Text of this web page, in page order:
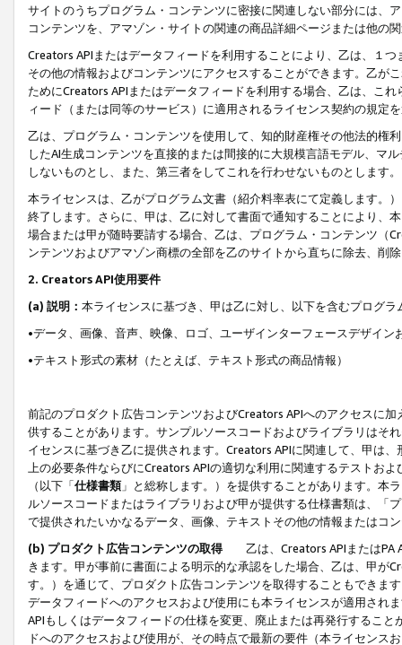
サイトのうちプログラム・コンテンツに密接に関連しない部分には、
コンテンツを、アマゾン・サイトの関連の商品詳細ページまたは他の
Creators APIまたはデータフィードを利用することにより、乙は、１
その他の情報およびコンテンツにアクセスすることができます。乙が
ためにCreators APIまたはデータフィードを利用する場合、乙は、こ
ィード（または同等のサービス）に適用されるライセンス契約の規定
乙は、プログラム・コンテンツを使用して、知的財産権その他法的権
したAI生成コンテンツを直接的または間接的に大規模言語モデル、マ
しないものとし、また、第三者をしてこれを行わせないものとします。
本ライセンスは、乙がプログラム文書（紹介料率表にて定義します。
終了します。さらに、甲は、乙に対して書面で通知することにより、
場合または甲が随時要請する場合、乙は、プログラム・コンテンツ（
ンテンツおよびアマゾン商標の全部を乙のサイトから直ちに除去、削
2. Creators API使用要件
(a) 説明： 本ライセンスに基づき、甲は乙に対し、以下を含むプログ
•データ、画像、音声、映像、ロゴ、ユーザインターフェースデザイ
•テキスト形式の素材（たとえば、テキスト形式の商品情報）
前記のプロダクト広告コンテンツおよびCreators APIへのアクセスに
供することがあります。サンプルソースコードおよびライブラリはそ
イセンスに基づき乙に提供されます。Creators APIに関連して、甲は
上の必要条件ならびにCreators APIの適切な利用に関連するテストお
（以下「仕様書類」と総称します。）を提供することがあります。本
ルソースコードまたはライブラリおよび甲が提供する仕様書類は、「
で提供されたいかなるデータ、画像、テキストその他の情報またはコ
(b) プロダクト広告コンテンツの取得
乙は、Creators APIまたはPA
きます。甲が事前に書面による明示的な承認をした場合、乙は、甲が
す。）を通じて、プロダクト広告コンテンツを取得することもできま
データフィードへのアクセスおよび使用にも本ライセンスが適用され
APIもしくはデータフィードの仕様を変更、廃止または再発行するこ
ドへのアクセスおよび使用が、その時点で最新の要件（本ライセン